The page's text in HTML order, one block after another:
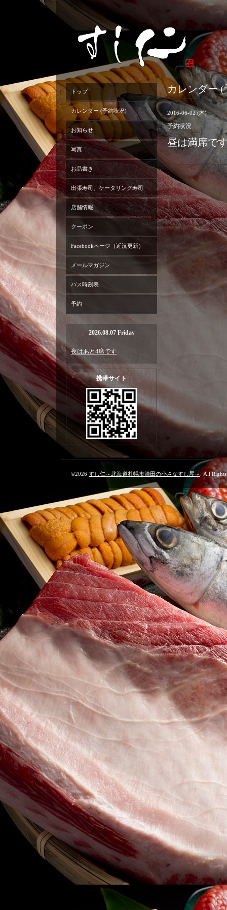
カレンダー
2016-06-02 (木)
予約状況
昼は満席で
トップ
カレンダー (予約状況)
お知らせ
写真
お品書き
出張寿司、ケータリング寿司
店舗情報
クーポン
Facebookページ（近況更新）
メールマガジン
バス時刻表
予約
2026.08.07 Friday
夜はあと4席です
携帯サイト
©2026 すし仁～北海道札幌市清田の小さなすし屋～ . All